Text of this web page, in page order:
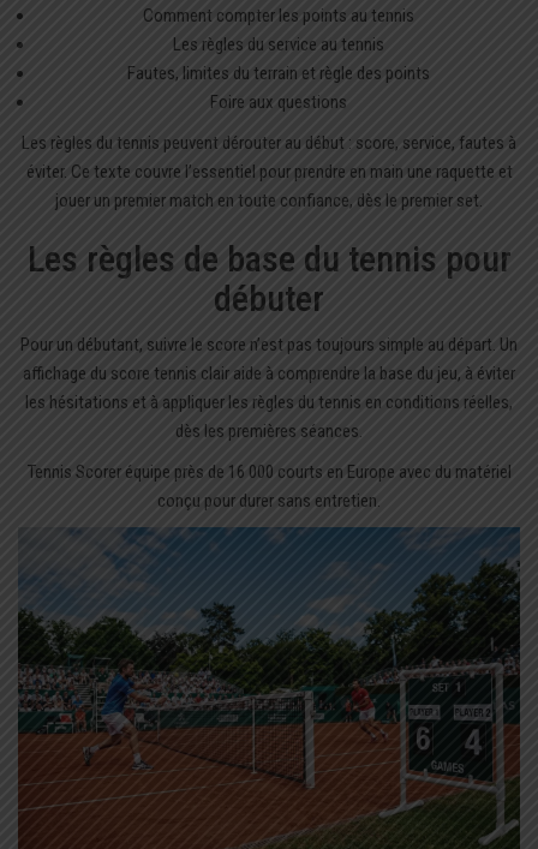
Comment compter les points au tennis
Les règles du service au tennis
Fautes, limites du terrain et règle des points
Foire aux questions
Les règles du tennis peuvent dérouter au début : score, service, fautes à
éviter. Ce texte couvre l’essentiel pour prendre en main une raquette et
jouer un premier match en toute confiance, dès le premier set.
Les règles de base du tennis pour
débuter
Pour un débutant, suivre le score n’est pas toujours simple au départ. Un
affichage du score tennis clair aide à comprendre la base du jeu, à éviter
les hésitations et à appliquer les règles du tennis en conditions réelles,
dès les premières séances.
Tennis Scorer équipe près de 16 000 courts en Europe avec du matériel
conçu pour durer sans entretien.